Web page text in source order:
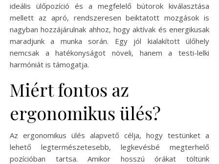
ideális ülőpozíció és a megfelelő bútorok kiválasztása
mellett az apró, rendszeresen beiktatott mozgások is
nagyban hozzájárulnak ahhoz, hogy aktívak és energikusak
maradjunk a munka során. Egy jól kialakított ülőhely
nemcsak a hatékonyságot növeli, hanem a testi-lelki
harmóniát is támogatja.
Miért fontos az
ergonomikus ülés?
Az ergonomikus ülés alapvető célja, hogy testünket a
lehető legtermészetesebb, legkevésbé megterhelő
pozícióban tartsa. Amikor hosszú órákat töltünk